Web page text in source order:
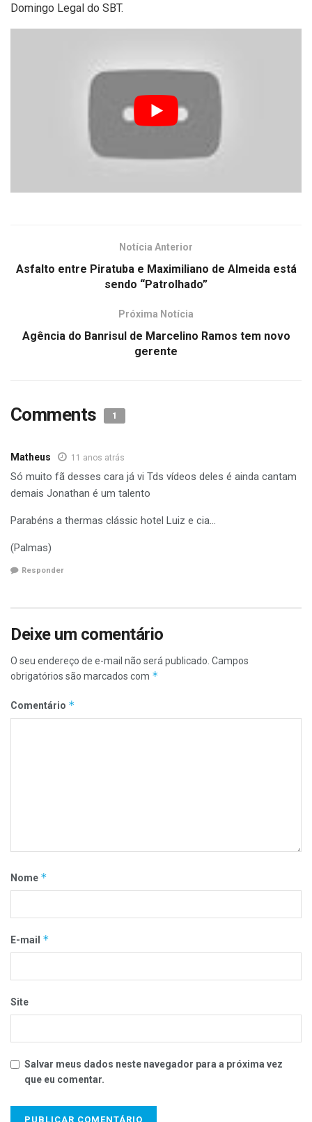
Domingo Legal do SBT.
Notícia Anterior
Asfalto entre Piratuba e Maximiliano de Almeida está
sendo “Patrolhado”
Próxima Notícia
Agência do Banrisul de Marcelino Ramos tem novo
gerente
Comments 1
Matheus 11 anos atrás
Só muito fã desses cara já vi Tds vídeos deles é ainda cantam
demais Jonathan é um talento
Parabéns a thermas clássic hotel Luiz e cia…
(Palmas)
Responder
Deixe um comentário
O seu endereço de e-mail não será publicado. Campos
obrigatórios são marcados com *
Comentário *
Nome *
E-mail *
Site
Salvar meus dados neste navegador para a próxima vez
que eu comentar.